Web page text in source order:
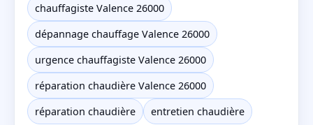
chauffagiste Valence 26000
dépannage chauffage Valence 26000
urgence chauffagiste Valence 26000
réparation chaudière Valence 26000
réparation chaudière
entretien chaudière